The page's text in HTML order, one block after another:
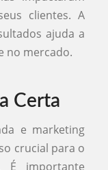
clientes. A
ajuda a
no mercado.
Certa
e marketing
crucial para o
É importante